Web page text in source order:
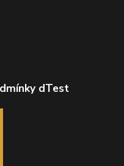
dTest